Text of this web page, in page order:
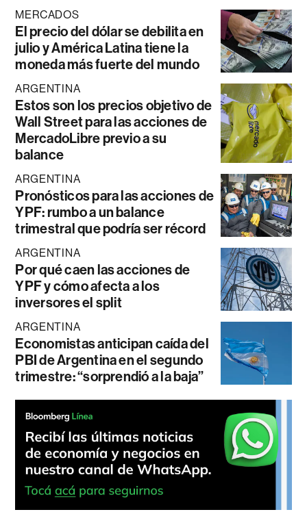
MERCADOS
El precio del dólar se debilita en
julio y América Latina tiene la
moneda más fuerte del mundo
ARGENTINA
Estos son los precios objetivo de
Wall Street para las acciones de
MercadoLibre previo a su
balance
ARGENTINA
Pronósticos para las acciones de
YPF: rumbo a un balance
trimestral que podría ser récord
ARGENTINA
Por qué caen las acciones de
YPF y cómo afecta a los
inversores el split
ARGENTINA
Economistas anticipan caída del
PBI de Argentina en el segundo
trimestre: “sorprendió a la baja”